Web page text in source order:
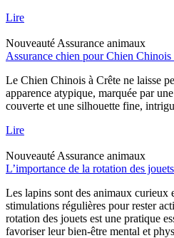
Lire
Nouveauté Assurance animaux
Assurance chien pour Chien Chinois
Le Chien Chinois à Crête ne laisse
apparence atypique, marquée par
couverte et une silhouette fine,
Lire
Nouveauté Assurance animaux
L’importance de la rotation des
Les lapins sont des animaux curieux
stimulations régulières pour rester
rotation des jouets est une pratique
favoriser leur bien-être mental et